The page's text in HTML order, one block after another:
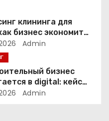
клининга для
бизнес экономит
на уборке
Admin
бизнес
в digital: кейс
услугAdmin